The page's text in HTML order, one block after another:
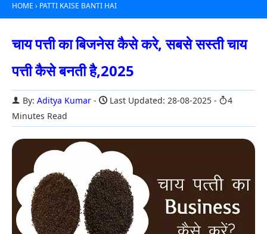
HOME › PATTI KAISE BANTI HAI
चाय पत्ती का बिजनेस कैसे करे, सबसे सस्ती चाय
पत्ती कैसे बनती है,2025
By: Aditya Kumar Last Updated: 28-08-2025
4
Minutes Read